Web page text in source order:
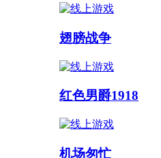
翅膀战争
红色男爵1918
机场匆忙